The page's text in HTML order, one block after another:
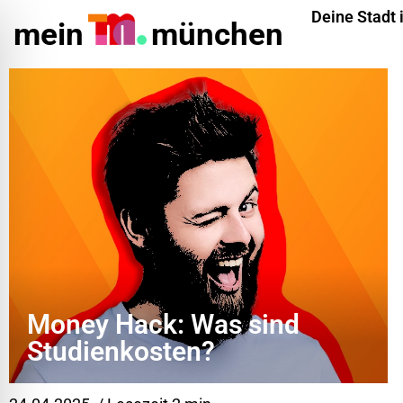
mein münchen Deine Stadt
Money Hack: Was sind
Studienkosten?